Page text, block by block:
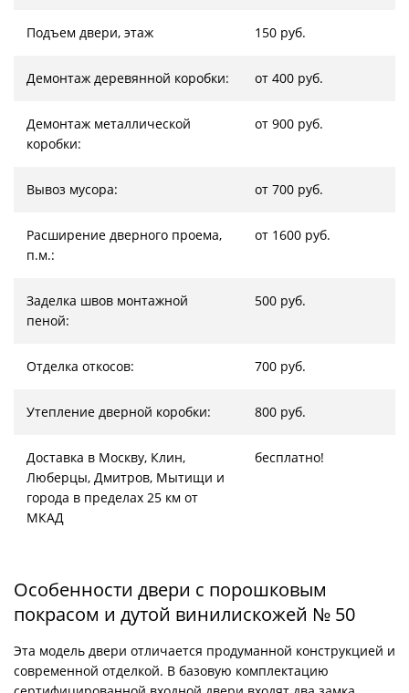
Подъем двери, этаж 150 руб.
Демонтаж деревянной коробки: от 400 руб.
Демонтаж металлической
коробки:
от 900 руб.
Вывоз мусора: от 700 руб.
Расширение дверного проема,
п.м.:
от 1600 руб.
Заделка швов монтажной
пеной:
500 руб.
Отделка откосов: 700 руб.
Утепление дверной коробки: 800 руб.
Доставка в Москву, Клин,
Люберцы, Дмитров, Мытищи и
города в пределах 25 км от
МКАД
бесплатно!
Особенности двери с порошковым
покрасом и дутой винилискожей № 50
Эта модель двери отличается продуманной конструкцией и
современной отделкой. В базовую комплектацию